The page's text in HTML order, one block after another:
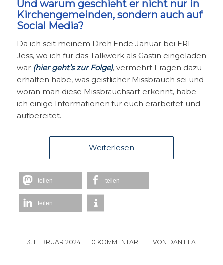
Und warum geschieht er nicht nur in
Kirchengemeinden, sondern auch auf
Social Media?
Da ich seit meinem Dreh Ende Januar bei ERF
Jess, wo ich für das Talkwerk als Gästin eingeladen
war (hier geht’s zur Folge), vermehrt Fragen dazu
erhalten habe, was geistlicher Missbrauch sei und
woran man diese Missbrauchsart erkennt, habe
ich einige Informationen für euch erarbeitet und
aufbereitet.
Weiterlesen
teilen teilen
teilen
3. FEBRUAR 2024
/ 0 KOMMENTARE
/ VON DANIELA